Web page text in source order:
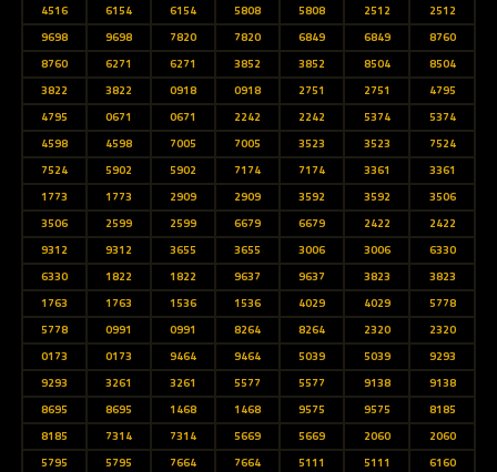
4516 6154 6154 5808 5808 2512
2512
9698
9698 7820 7820 6849 6849
8760
8760
6271 6271 3852 3852 8504
8504
3822
3822 0918 0918 2751 2751
4795
4795
0671 0671 2242 2242 5374
5374
4598
4598 7005 7005 3523 3523
7524
7524
5902 5902 7174 7174 3361
3361
1773
1773 2909 2909 3592 3592
3506
3506
2599 2599 6679 6679 2422
2422
9312
9312 3655 3655 3006 3006
6330
6330
1822 1822 9637 9637 3823
3823
1763
1763 1536 1536 4029 4029
5778
5778
0991 0991 8264 8264 2320
2320
0173
0173 9464 9464 5039 5039
9293
9293
3261 3261 5577 5577 9138
9138
8695
8695 1468 1468 9575 9575
8185
8185
7314 7314 5669 5669 2060
2060
5795
5795 7664 7664 5111 5111
6160